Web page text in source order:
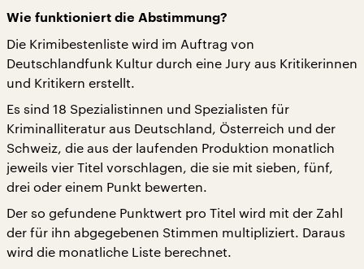
Wie funktioniert die Abstimmung?
Die Krimibestenliste wird im Auftrag von
Deutschlandfunk Kultur durch eine Jury aus Kritikerinnen
und Kritikern erstellt.
Es sind 18 Spezialistinnen und Spezialisten für
Kriminalliteratur aus Deutschland, Österreich und der
Schweiz, die aus der laufenden Produktion monatlich
jeweils vier Titel vorschlagen, die sie mit sieben, fünf,
drei oder einem Punkt bewerten.
Der so gefundene Punktwert pro Titel wird mit der Zahl
der für ihn abgegebenen Stimmen multipliziert. Daraus
wird die monatliche Liste berechnet.